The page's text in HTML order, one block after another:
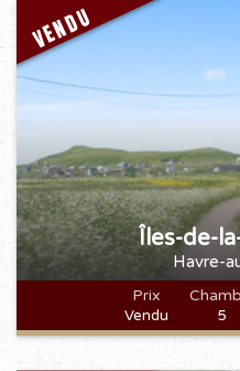
VENDU
Îles-de-
Havre-
Prix
Vendu 5